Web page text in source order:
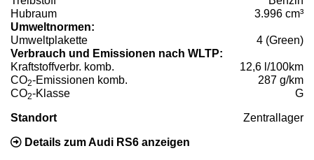
Hubraum
3.996 cm³
Umweltnormen:
Umweltplakette
4 (Green)
Verbrauch und Emissionen nach WLTP:
Kraftstoffverbr. komb.
12,6 l/100km
CO2-Emissionen komb.
287 g/km
CO2-Klasse G
Standort Zentrallager
Details zum Audi RS6 anzeigen